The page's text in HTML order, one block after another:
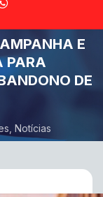
E
PARA
DE
Notícias